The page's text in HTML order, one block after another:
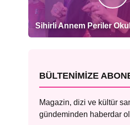
Sihirli Annem Periler
BÜLTENIMIZE
Magazin, dizi ve kültür
gündeminden haberdar